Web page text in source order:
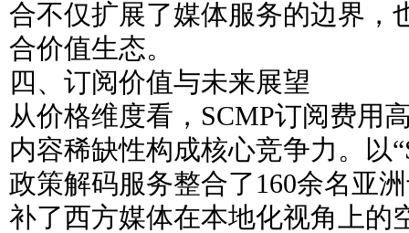
合不仅扩展了媒体服务的边界，
合价值生态。
四、订阅价值与未来展望
从价格维度看，SCMP订阅费用
内容稀缺性构成核心竞争力。以
政策解码服务整合了160余名亚
补了西方媒体在本地化视角上的